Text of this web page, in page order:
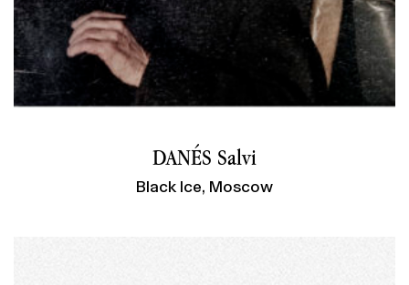
DANÉS Salvi
Black Ice, Moscow